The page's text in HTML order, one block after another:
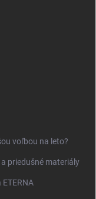
voľbou na leto?
priedušné materiály